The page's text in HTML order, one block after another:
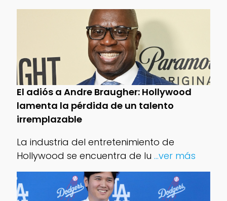
El adiós a Andre Braugher: Hollywood
lamenta la pérdida de un talento
irremplazable
La industria del entretenimiento de
Hollywood se encuentra de lu ...ver más